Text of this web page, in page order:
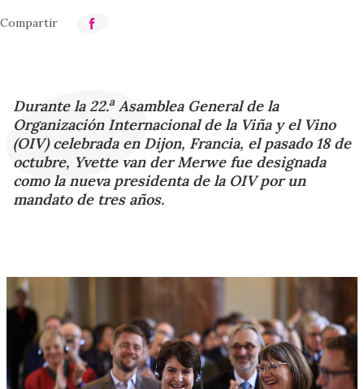
Durante la 22.aAsamblea General de la
Organización Internacional de la Viña y el Vino
(OIV) celebrada en Dijon, Francia, el pasado 18 de
octubre, Yvette van der Merwe fue designada
como la nueva presidenta de la OIV por un
mandato de tres años.